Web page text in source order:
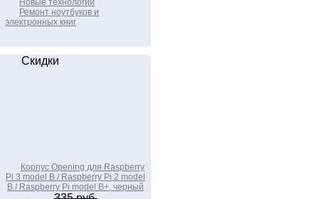
Новые технологии
Ремонт ноутбуков и
электронных книг
Скидки
Корпус Opening для Raspberry
Pi 3 model B / Raspberry Pi 2 model
B / Raspberry Pi model B+, черный